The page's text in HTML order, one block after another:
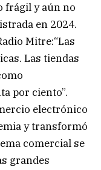
frágil y aún no
en 2024.
Mitre:“Las
Las tiendas
por ciento”.
electrónico
y transformó
comercial se
grandes